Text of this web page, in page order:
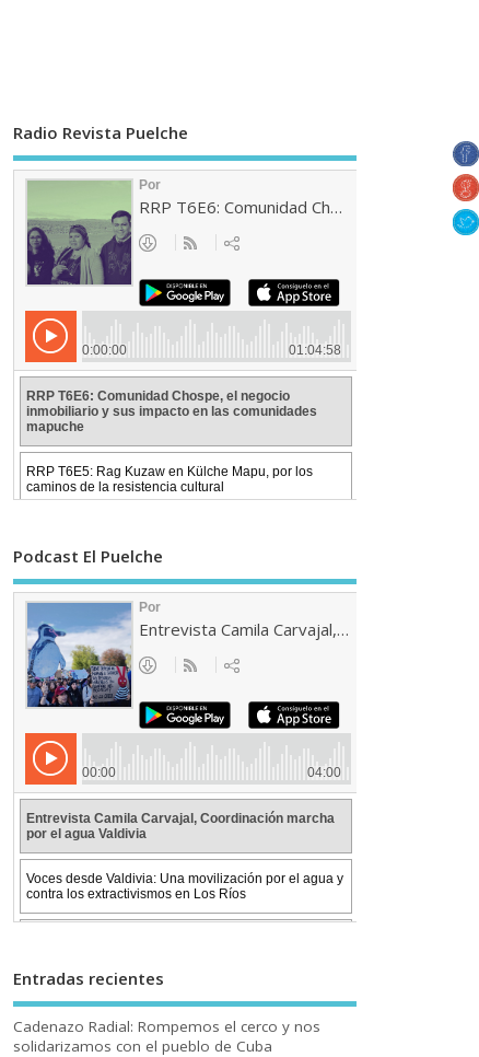
Radio Revista Puelche
Podcast El Puelche
Entradas recientes
Cadenazo Radial: Rompemos el cerco y nos
solidarizamos con el pueblo de Cuba